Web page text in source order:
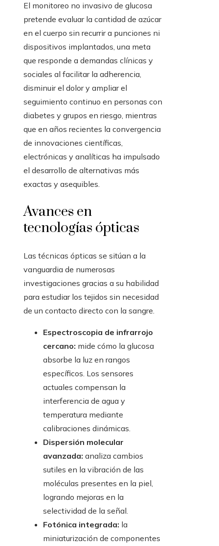
El monitoreo no invasivo de glucosa
pretende evaluar la cantidad de azúcar
en el cuerpo sin recurrir a punciones ni
dispositivos implantados, una meta
que responde a demandas clínicas y
sociales al facilitar la adherencia,
disminuir el dolor y ampliar el
seguimiento continuo en personas con
diabetes y grupos en riesgo, mientras
que en años recientes la convergencia
de innovaciones científicas,
electrónicas y analíticas ha impulsado
el desarrollo de alternativas más
exactas y asequibles.
Avances en
tecnologías ópticas
Las técnicas ópticas se sitúan a la
vanguardia de numerosas
investigaciones gracias a su habilidad
para estudiar los tejidos sin necesidad
de un contacto directo con la sangre.
Espectroscopia de infrarrojo
cercano: mide cómo la glucosa
absorbe la luz en rangos
específicos. Los sensores
actuales compensan la
interferencia de agua y
temperatura mediante
calibraciones dinámicas.
Dispersión molecular
avanzada: analiza cambios
sutiles en la vibración de las
moléculas presentes en la piel,
logrando mejoras en la
selectividad de la señal.
Fotónica integrada: la
miniaturización de componentes